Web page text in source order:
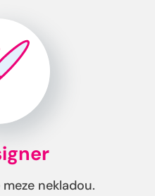
nekladou.